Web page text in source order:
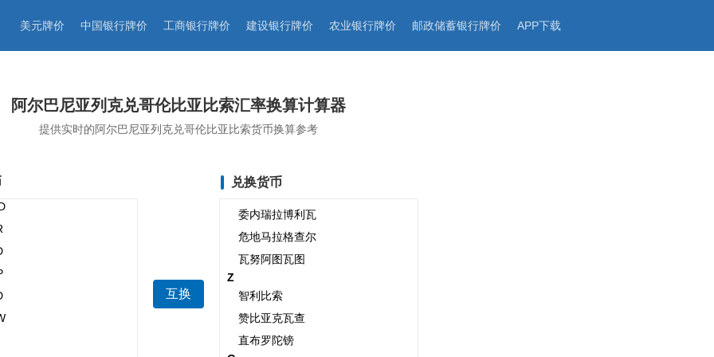
美元牌价 中国银行牌价 工商银行牌价 建设银行牌价 农业银行牌价 邮政储蓄银行牌价 APP下载
阿尔巴尼亚列克兑哥伦比亚比索汇率换算计算器
提供实时的阿尔巴尼亚列克兑哥伦比亚比索货币换算参考
兑换货币